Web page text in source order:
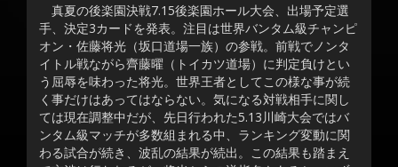
真夏の後楽園決戦7.15後楽園ホール大会、出場予定選
手、決定3カードを発表。注目は世界バンタム級チャンピ
オン・佐藤将光（坂口道場一族）の参戦。前戦でノンタ
イトル戦ながら齊藤曜（トイカツ道場）に判定負けとい
う屈辱を味わった将光。世界王者としてこの様な事が続
く事だけはあってはならない。気になる対戦相手に関し
ては現在調整中だが、先日行われた5.13川崎大会ではバ
ンタム級マッチが多数組まれる中、ランキング変動に関
わる試合が続き、波乱の結果が続出。この結果も踏まえ